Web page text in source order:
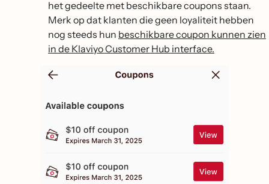
het gedeelte met beschikbare coupons staan.
Merk op dat klanten die geen loyaliteit hebben
nog steeds hun beschikbare coupon kunnen zien
in de Klaviyo Customer Hub interface.